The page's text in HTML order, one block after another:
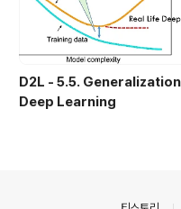
D2L - 5.5.
Deep Learning